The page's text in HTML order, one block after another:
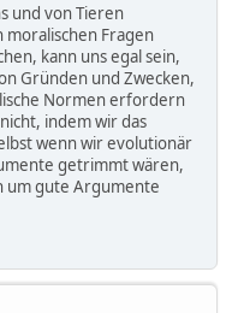
und von Tieren
Fragen
kann uns egal sein,
Gründen und Zwecken,
Normen erfordern
indem wir das
wenn wir evolutionär
getrimmt wären,
um gute Argumente